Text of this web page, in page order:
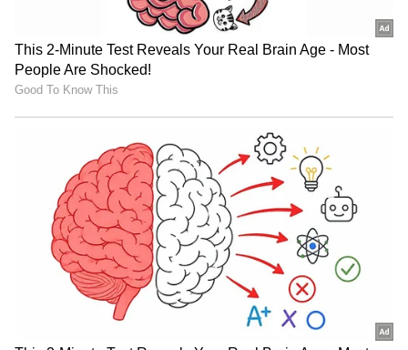
Zodiac Sign: ಈ ರಾಶಿಗಳ ಜನರಿಗೆ ಸಂಬಂಧ ಬಹುಬೇಗ
ಬೋರೆನಿಸುತ್ತೆ